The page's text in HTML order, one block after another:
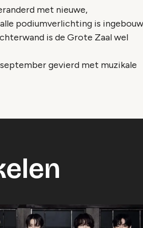
met nieuwe,
podiumverlichting is
is de Grote Zaal wel
gevierd met muzikale